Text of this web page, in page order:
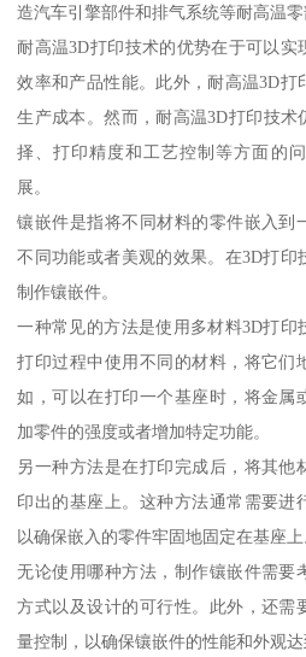
造汽车引擎部件和排气系统等耐高温零
耐高温3D打印技术的优势在于可以
效率和产品性能。此外，耐高温3D
生产成本。然而，耐高温3D打印技
择、打印精度和工艺控制等方面的
展。
镶嵌件是指将不同材料的零件嵌入到
不同功能或者美观的效果。在3D打
制作镶嵌件。
一种常见的方法是使用多材料3D打印
打印过程中使用不同的材料，将它们
如，可以在打印一个基座时，将金属
加零件的强度或者增加特定功能。
另一种方法是在打印完成后，将其他
印出的基座上。这种方法通常需要进
以确保嵌入的零件牢固地固定在基座上
无论使用哪种方法，制作镶嵌件需要
方式以及设计的可行性。此外，还需
量控制，以确保镶嵌件的性能和外观达